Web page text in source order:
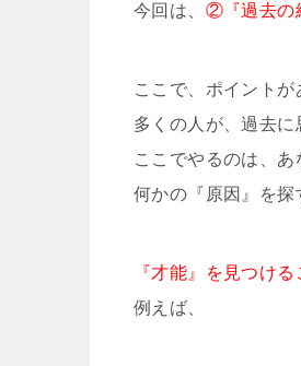
今回は、 ②『過去の
ここで、ポイントが
多くの人が、過去に
ここでやるのは、あ
何かの『原因』を探
『才能』を見つけ
例えば、